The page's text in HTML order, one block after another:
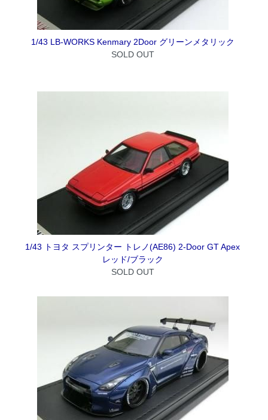
1/43 LB-WORKS Kenmary 2Door グリーンメタリック
SOLD OUT
1/43 トヨタ スプリンター トレノ(AE86) 2-Door GT Apex
レッド/ブラック
SOLD OUT